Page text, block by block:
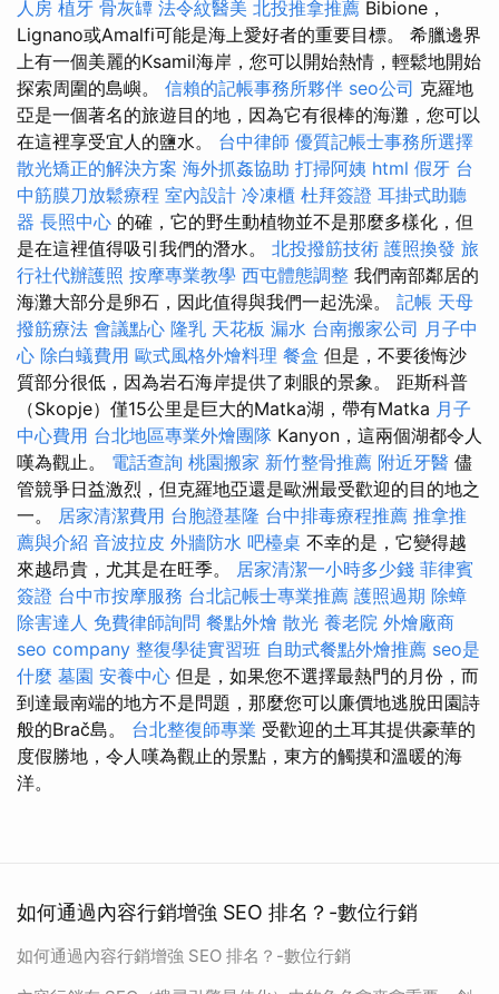
人房 植牙 骨灰罈 法令紋醫美 北投推拿推薦 Bibion​​e，
Lignano或Amalfi可能是海上愛好者的重要目標。 希臘邊界
上有一個美麗的Ksamil海岸，您可以開始熱情，輕鬆地開始
探索周圍的島嶼。 信賴的記帳事務所夥伴 seo公司 克羅地
亞是一個著名的旅遊目的地，因為它有很棒的海灘，您可以
在這裡享受宜人的鹽水。 台中律師 優質記帳士事務所選擇
散光矯正的解決方案 海外抓姦協助 打掃阿姨 html 假牙 台
中筋膜刀放鬆療程 室內設計 冷凍櫃 杜拜簽證 耳掛式助聽
器 長照中心 的確，它的野生動植物並不是那麼多樣化，但
是在這裡值得吸引我們的潛水。 北投撥筋技術 護照換發 旅
行社代辦護照 按摩專業教學 西屯體態調整 我們南部鄰居的
海灘大部分是卵石，因此值得與我們一起洗澡。 記帳 天母
撥筋療法 會議點心 隆乳 天花板 漏水 台南搬家公司 月子中
心 除白蟻費用 歐式風格外燴料理 餐盒 但是，不要後悔沙
質部分很低，因為岩石海岸提供了刺眼的景象。 距斯科普
（Skopje）僅15公里是巨大的Matka湖，帶有Matka 月子
中心費用 台北地區專業外燴團隊 Kanyon，這兩個湖都令人
嘆為觀止。 電話查詢 桃園搬家 新竹整骨推薦 附近牙醫 儘
管競爭日益激烈，但克羅地亞還是歐洲最受歡迎的目的地之
一。 居家清潔費用 台胞證基隆 台中排毒療程推薦 推拿推
薦與介紹 音波拉皮 外牆防水 吧檯桌 不幸的是，它變得越
來越昂貴，尤其是在旺季。 居家清潔一小時多少錢 菲律賓
簽證 台中市按摩服務 台北記帳士專業推薦 護照過期 除蟑
除害達人 免費律師詢問 餐點外燴 散光 養老院 外燴廠商
seo company 整復學徒實習班 自助式餐點外燴推薦 seo是
什麼 墓園 安養中心 但是，如果您不選擇最熱門的月份，而
到達最南端的地方不是問題，那麼您可以廉價地逃脫田園詩
般的Brač島。 台北整復師專業 受歡迎的土耳其提供豪華的
度假勝地，令人嘆為觀止的景點，東方的觸摸和溫暖的海
洋。
如何通過內容行銷增強 SEO 排名？-數位行銷
如何通過內容行銷增強 SEO 排名？-數位行銷